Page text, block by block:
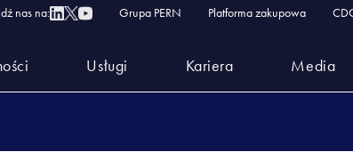
nas na: Grupa PERN Platforma zakupowa
Usługi Kariera Media